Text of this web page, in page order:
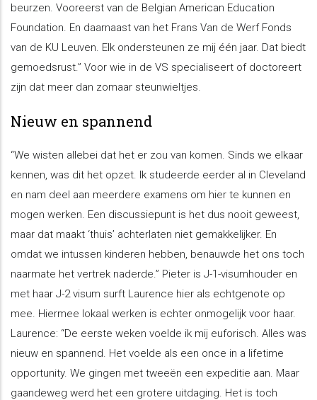
beurzen. Vooreerst van de Belgian American Education
Foundation. En daarnaast van het Frans Van de Werf Fonds
van de KU Leuven. Elk ondersteunen ze mij één jaar. Dat biedt
gemoedsrust.” Voor wie in de VS specialiseert of doctoreert
zijn dat meer dan zomaar steunwieltjes.
Nieuw en spannend
“We wisten allebei dat het er zou van komen. Sinds we elkaar
kennen, was dit het opzet. Ik studeerde eerder al in Cleveland
en nam deel aan meerdere examens om hier te kunnen en
mogen werken. Een discussiepunt is het dus nooit geweest,
maar dat maakt ‘thuis’ achterlaten niet gemakkelijker. En
omdat we intussen kinderen hebben, benauwde het ons toch
naarmate het vertrek naderde.” Pieter is J-1-visumhouder en
met haar J-2 visum surft Laurence hier als echtgenote op
mee. Hiermee lokaal werken is echter onmogelijk voor haar.
Laurence: “De eerste weken voelde ik mij euforisch. Alles was
nieuw en spannend. Het voelde als een once in a lifetime
opportunity. We gingen met tweeën een expeditie aan. Maar
gaandeweg werd het een grotere uitdaging. Het is toch